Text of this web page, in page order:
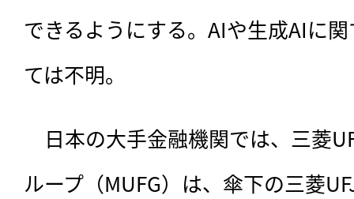
できるようにする。AIや生成AIに
ては不明。
日本の大手金融機関では、三菱
ループ（MUFG）は、傘下の三菱